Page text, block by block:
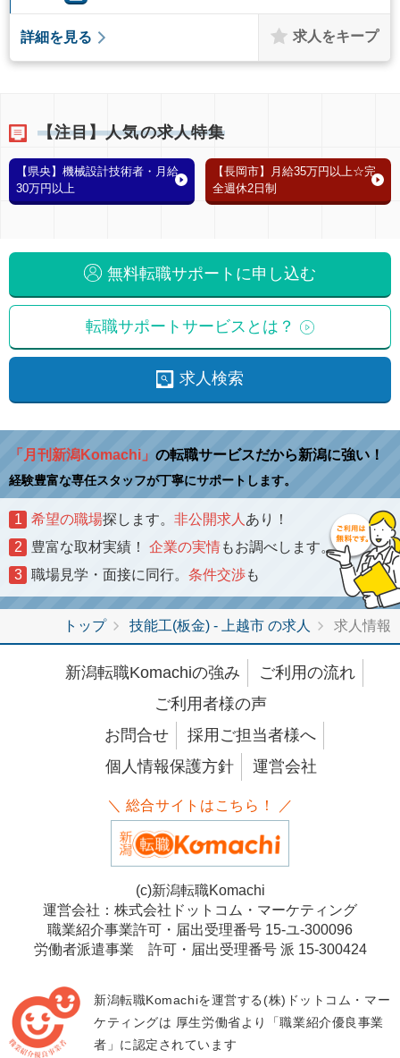
詳細を見る 求人をキープ
【注目】人気の求人特集
【県央】機械設計技術者・月給
30万円以上
【長岡市】月給35万円以上☆完
全週休2日制
無料転職サポートに申し込む
転職サポートサービスとは？
求人検索
「月刊新潟Komachi」 の転職サービスだから新潟に強い！
経験豊富な専任スタッフが丁寧にサポートします。
1 希望の職場探します。 非公開求人 あり！
2
豊富な取材実績！ 企業の実情もお調べします。
3
職場見学・面接に同行。 条件交渉も
トップ 技能工(板金) - 上越市 の求人 求人情報
新潟転職Komachiの強み
ご利用の流れ
ご利用者様の声
お問合せ
採用ご担当者様へ
個人情報保護方針
運営会社
＼ 総合サイトはこちら！ ／
(c)新潟転職Komachi
運営会社：株式会社ドットコム・マーケティング
職業紹介事業許可・届出受理番号 15-ユ-300096
労働者派遣事業 許可・届出受理番号 派 15-300424
新潟転職Komachiを運営する(株)ドットコム・マー
ケティングは 厚生労働省より「職業紹介優良事業
者」に認定されています